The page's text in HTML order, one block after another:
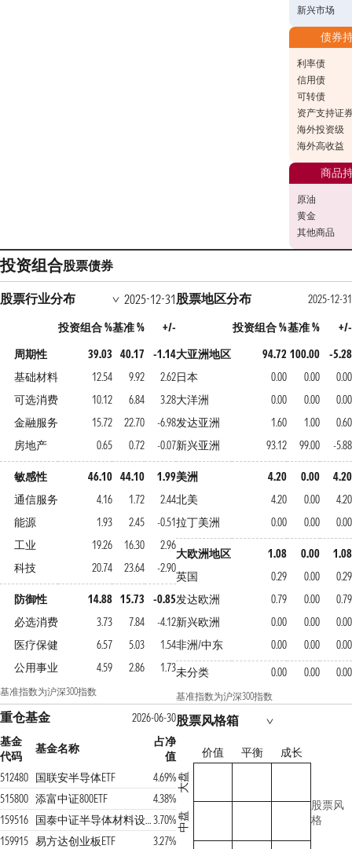
新兴市场
债券
利率债
信用债
可转债
资产支持证
海外投资级
海外高收益
商品
原油
黄金
其他商品
投资组合股票债券
股票行业分布 2025-12-31
投资组合 %基准 %
+/-
周期性
39.03 40.17
-1.14
基础材料
12.54 9.92
2.62
可选消费
10.12 6.84
3.28
金融服务
15.72 22.70
-6.98
房地产
0.65 0.72 -0.07
敏感性 46.10 44.10
1.99
通信服务
4.16 1.72
2.44
能源
1.93 2.45
-0.51
工业
19.26 16.30
2.96
科技
20.74 23.64 -2.90
防御性 14.88 15.73
-0.85
必选消费
3.73 7.84
-4.12
医疗保健
6.57 5.03
1.54
公用事业
4.59 2.86 1.73
基准指数为沪深300指数
股票地区分布
2025-12-31
投资组合 %基准 %
+/-
大亚洲地区
94.72 100.00
-5.28
日本
0.00 0.00
0.00
大洋洲
0.00 0.00
0.00
发达亚洲
1.60 1.00
0.60
新兴亚洲
93.12 99.00 -5.88
美洲 4.20 0.00
4.20
北美
4.20 0.00
4.20
拉丁美洲
0.00 0.00 0.00
大欧洲地区 1.08 0.00
1.08
英国
0.29 0.00
0.29
发达欧洲
0.79 0.00
0.79
新兴欧洲
0.00 0.00
0.00
非洲/中东
0.00 0.00
0.00
未分类
0.00 0.00 0.00
基准指数为沪深300指数
重仓基金
2026-06-30
基金
代码
基金名称
占净
值
512480 国联安半导体ETF
4.69%
515800 添富中证800ETF
4.38%
159516
国泰中证半导体材料设备主题ETF3.70%
159915 易方达创业板ETF
3.27%
股票风格箱
价值 平衡 成长
大盘
中盘
股票风
格